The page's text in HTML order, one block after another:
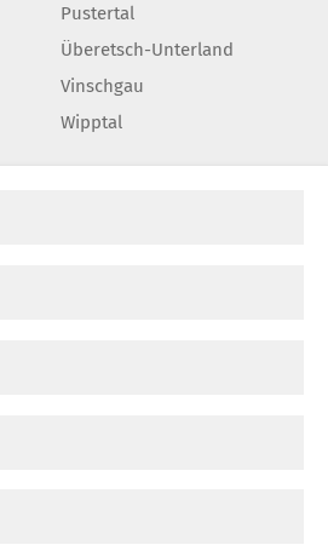
Pustertal
Überetsch-Unterland
Vinschgau
Wipptal